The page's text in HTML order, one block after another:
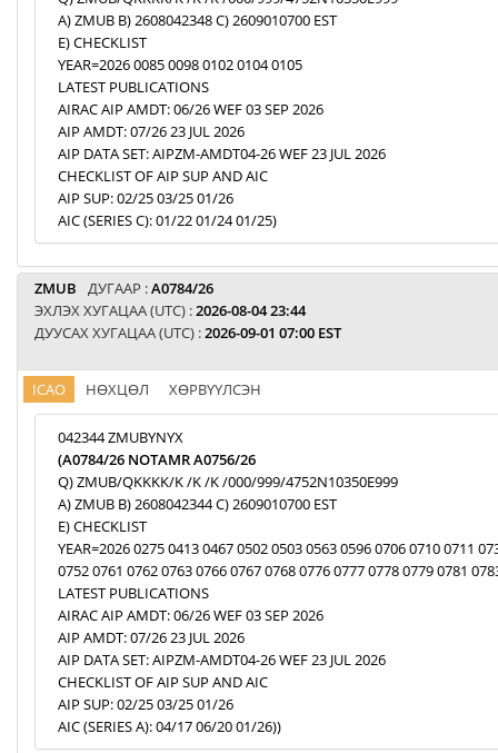
A) ZMUB B) 2608042348 C) 2609010700 EST
E) CHECKLIST
YEAR=2026 0085 0098 0102 0104 0105
LATEST PUBLICATIONS
AIRAC AIP AMDT: 06/26 WEF 03 SEP 2026
AIP AMDT: 07/26 23 JUL 2026
AIP DATA SET: AIPZM-AMDT04-26 WEF 23 JUL 2026
CHECKLIST OF AIP SUP AND AIC
AIP SUP: 02/25 03/25 01/26
AIC (SERIES C): 01/22 01/24 01/25)
ZMUB ДУГААР :A0784/26
ЭХЛЭХ ХУГАЦАА (UTC) :2026-08-04 23:44
ДУУСАХ ХУГАЦАА (UTC) :2026-09-01 07:00 EST
ICAO НӨХЦӨЛ ХӨРВҮҮЛСЭН
042344 ZMUBYNYX
(A0784/26 NOTAMR A0756/26
Q) ZMUB/QKKKK/K /K /K /000/999/4752N10350E999
A) ZMUB B) 2608042344 C) 2609010700 EST
E) CHECKLIST
YEAR=2026 0275 0413 0467 0502 0503 0563 0596 0706 0710 0711
0752 0761 0762 0763 0766 0767 0768 0776 0777 0778 0779 0781
LATEST PUBLICATIONS
AIRAC AIP AMDT: 06/26 WEF 03 SEP 2026
AIP AMDT: 07/26 23 JUL 2026
AIP DATA SET: AIPZM-AMDT04-26 WEF 23 JUL 2026
CHECKLIST OF AIP SUP AND AIC
AIP SUP: 02/25 03/25 01/26
AIC (SERIES A): 04/17 06/20 01/26))